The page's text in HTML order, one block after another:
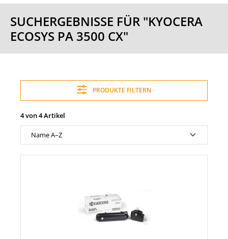
SUCHERGEBNISSE FÜR "KYOCERA
ECOSYS PA 3500 CX"
PRODUKTE FILTERN
4 von 4 Artikel